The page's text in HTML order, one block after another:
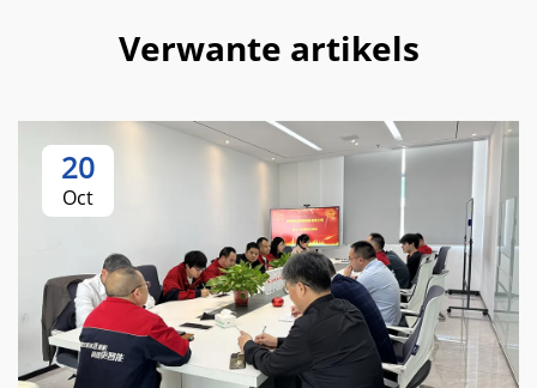
Verwante artikels
20
Oct